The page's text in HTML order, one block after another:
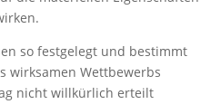
so festgelegt und bestimmt
wirksamen Wettbewerbs
nicht willkürlich erteilt